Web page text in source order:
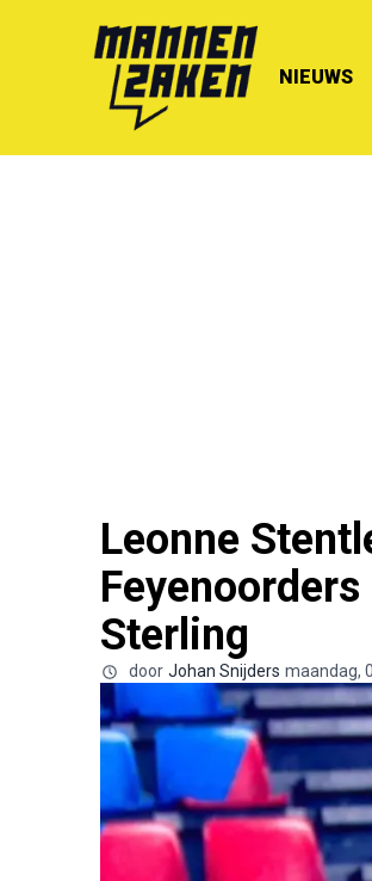
NIEUWS
Leonne
Sterling
door Johan Snijders maandag,